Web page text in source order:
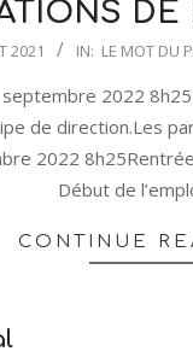
DE
2021 IN: LE MOT DU
septembre 2022
de direction.Les
2022
Début de
CONTINUE